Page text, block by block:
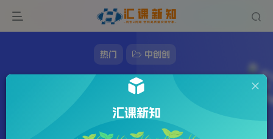
热门 中创创
全公域平台，引流创业粉自热模版玩法，号称
日引500+创业粉可矩阵操作
2024-11-24
1215
该作者已发布78166篇文章
汇课新知